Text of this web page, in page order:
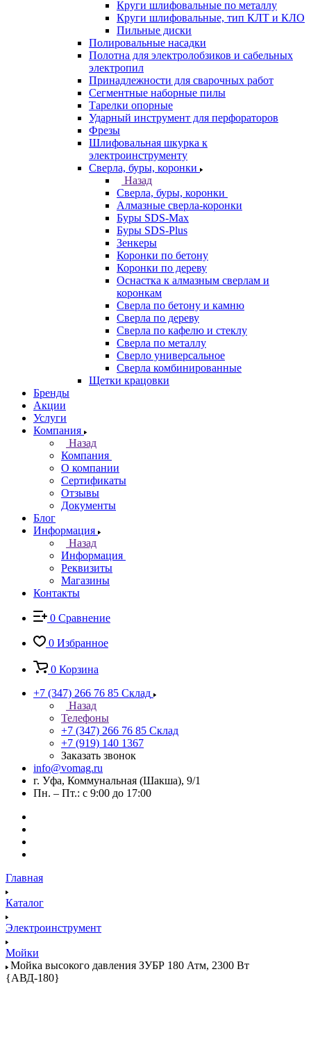
Круги шлифовальные по металлу
Круги шлифовальные, тип КЛТ и КЛО
Пильные диски
Полировальные насадки
Полотна для электролобзиков и сабельных
электропил
Принадлежности для сварочных работ
Сегментные наборные пилы
Тарелки опорные
Ударный инструмент для перфораторов
Фрезы
Шлифовальная шкурка к
электроинструменту
Сверла, буры, коронки
Назад
Сверла, буры, коронки
Алмазные сверла-коронки
Буры SDS-Max
Буры SDS-Plus
Зенкеры
Коронки по бетону
Коронки по дереву
Оснастка к алмазным сверлам и
коронкам
Сверла по бетону и камню
Сверла по дереву
Сверла по кафелю и стеклу
Сверла по металлу
Сверло универсальное
Сверла комбинированные
Щетки крацовки
Бренды
Акции
Услуги
Компания
Назад
Компания
О компании
Сертификаты
Отзывы
Документы
Блог
Информация
Назад
Информация
Реквизиты
Магазины
Контакты
0 Сравнение
0 Избранное
0 Корзина
+7 (347) 266 76 85 Склад
Назад
Телефоны
+7 (347) 266 76 85 Склад
+7 (919) 140 1367
Заказать звонок
info@vomag.ru
г. Уфа, Коммунальная (Шакша), 9/1
Пн. – Пт.: с 9:00 до 17:00
Главная
Каталог
Электроинструмент
Мойки
Мойка высокого давления ЗУБР 180 Атм, 2300 Вт
{АВД-180}